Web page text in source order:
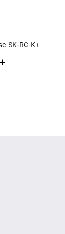
SK-RC-K+